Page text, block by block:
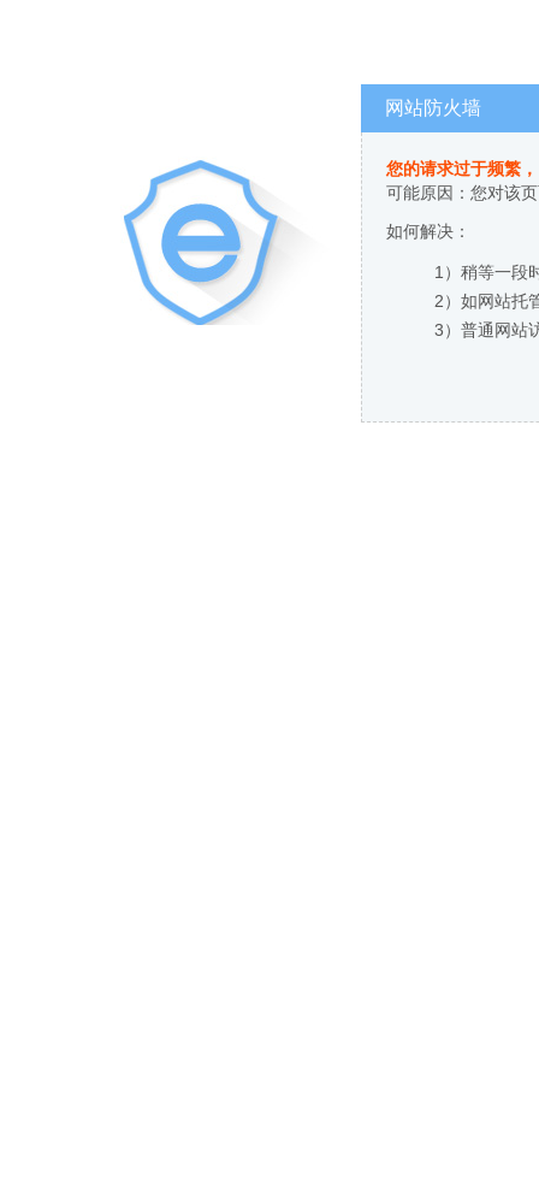
网站防火墙
您的请求过于频繁
可能原因：您对该
如何解决：
1）稍等一段
2）如网站托
3）普通网站